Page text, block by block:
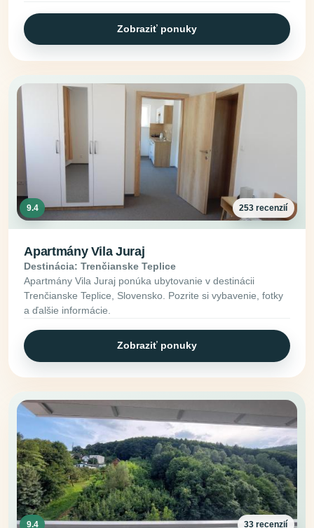
Zobraziť ponuky
9.4 253 recenzií
Apartmány Vila Juraj
Destinácia: Trenčianske Teplice
Apartmány Vila Juraj ponúka ubytovanie v destinácii
Trenčianske Teplice, Slovensko. Pozrite si vybavenie, fotky
a ďalšie informácie.
Zobraziť ponuky
9.4 33 recenzií